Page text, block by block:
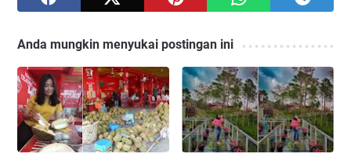
Anda mungkin menyukai postingan ini